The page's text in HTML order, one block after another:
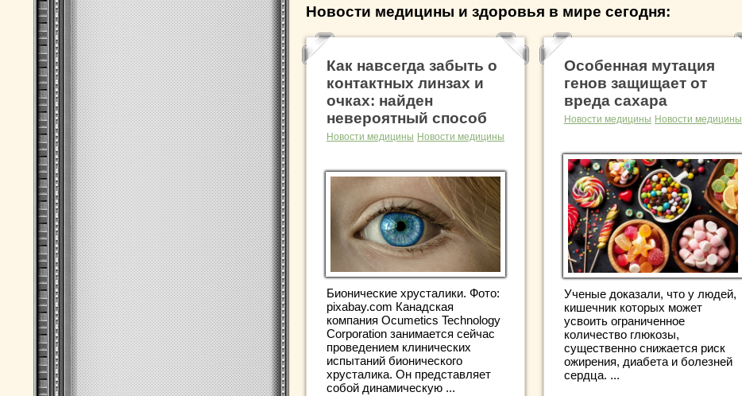
Новости медицины и здоровья в мире сегодня:
Как навсегда забыть о
контактных линзах и
очках: найден
невероятный способ
Новости медицины Новости медицины
Бионические хрусталики. Фото:
pixabay.com Канадская
компания Ocumetics Technology
Corporation занимается сейчас
проведением клинических
испытаний бионического
хрусталика. Он представляет
собой динамическую ...
Особенная мутация
генов защищает от
вреда сахара
Новости медицины Новости медицины
Ученые доказали, что у людей,
кишечник которых может
усвоить ограниченное
количество глюкозы,
существенно снижается риск
ожирения, диабета и болезней
сердца. ...